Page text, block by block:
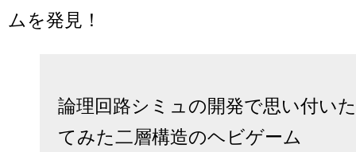
ムを発見！
論理回路シミュの開発で思い付い
てみた二層構造のヘビゲーム